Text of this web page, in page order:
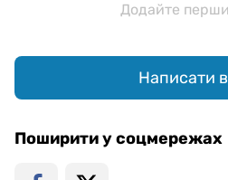
Додайте
Написати
Поширити у соцмережах